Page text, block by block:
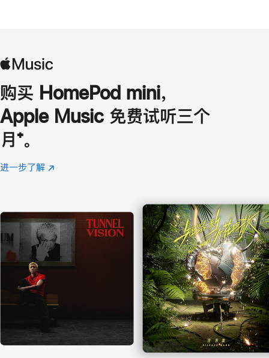
购买 HomePod mini，
Apple Music 免费试听三个
月 脚
注
⁺。
进一步了解 Apple
(在
口
中
打
开)